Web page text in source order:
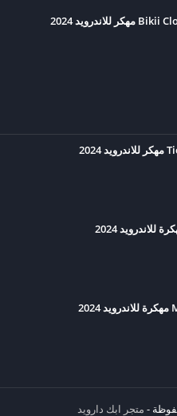
متجر ابك دارويد